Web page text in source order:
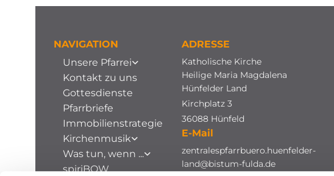
NAVIGATION
Unsere Pfarrei
Kontakt zu uns
Gottesdienste
Pfarrbriefe
Immobilienstrategie
Kirchenmusik
Was tun, wenn ...
spiriBOW
ADRESSE
Katholische Kirche
Heilige Maria Magdalena
Hünfelder Land
Kirchplatz 3
36088 Hünfeld
E-Mail
zentralespfarrbuero.huenfelder-
land@bistum-fulda.de